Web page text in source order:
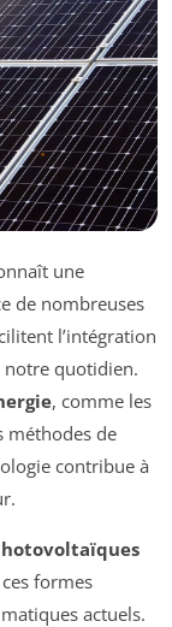
une
de nombreuses
l’intégration
notre quotidien.
, comme les
méthodes de
contribue à
formes
actuels.